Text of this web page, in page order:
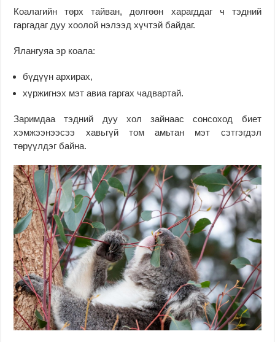
Коалагийн төрх тайван, дөлгөөн харагддаг ч тэдний
гаргадаг дуу хоолой нэлээд хүчтэй байдаг.
Ялангуяа эр коала:
бүдүүн архирах,
хүржигнэх мэт авиа гаргах чадвартай.
Заримдаа тэдний дуу хол зайнаас сонсоход биет
хэмжээнээсээ хавьгүй том амьтан мэт сэтгэгдэл
төрүүлдэг байна.